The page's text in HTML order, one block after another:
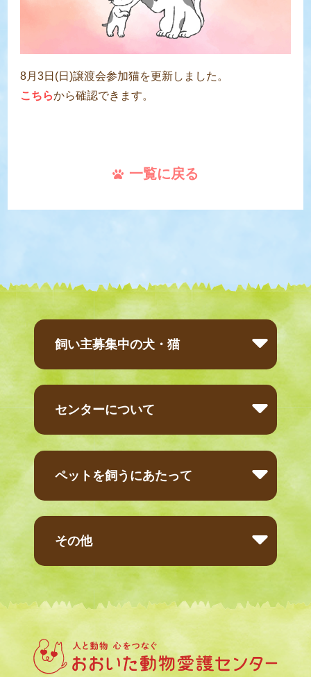
8月3日(日)譲渡会参加猫を更新しました。
こちらから確認できます。
一覧に戻る
飼い主募集中の犬・猫
センターについて
ペットを飼うにあたって
その他